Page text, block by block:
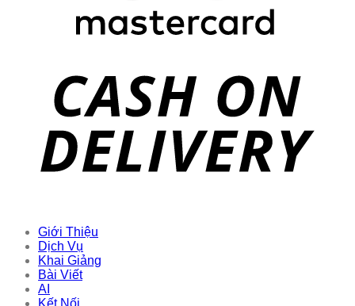
Giới Thiệu
Dịch Vụ
Khai Giảng
Bài Viết
AI
Kết Nối